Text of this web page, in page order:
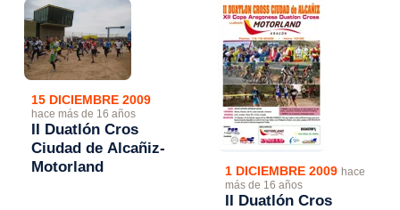
15 DICIEMBRE 2009
hace más de 16 años
II Duatlón Cros
Ciudad de Alcañiz-
Motorland
1 DICIEMBRE 2009 hace
más de 16 años
II Duatlón Cros